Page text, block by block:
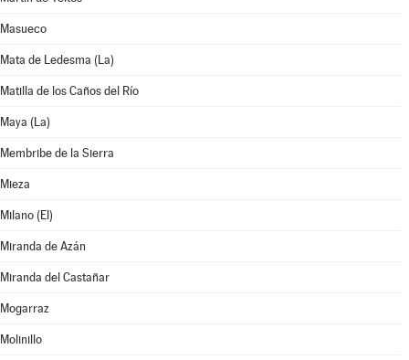
Masueco
Mata de Ledesma (La)
Matilla de los Caños del Río
Maya (La)
Membribe de la Sierra
Mieza
Milano (El)
Miranda de Azán
Miranda del Castañar
Mogarraz
Molinillo